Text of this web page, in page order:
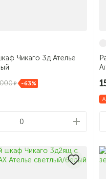
Чикаго 3д Ателье
-63%
0